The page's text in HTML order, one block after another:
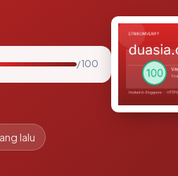
/ 100
lalu